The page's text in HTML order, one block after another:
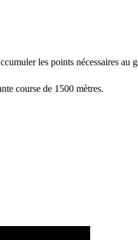
les points nécessaires au
course de 1500 mètres.